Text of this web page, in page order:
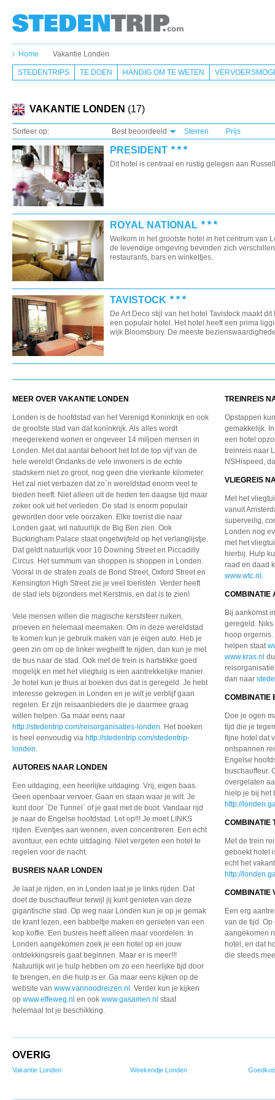
Home Vakantie Londen
STEDENTRIPS TE DOEN HANDIG OM TE WETEN
VAKANTIE LONDEN (17)
Sorteer op: Best beoordeeld Sterren Prijs
PRESIDENT
Dit hotel is centraal en rustig gelegen aan
ROYAL NATIONAL
Welkom in het grootste hotel in het centrum van
de levendige omgeving bevinden zich
restaurants, bars en winkeltjes.
TAVISTOCK
De Art Deco stijl van het hotel Tavistock maakt dit
een populair hotel. Het hotel heeft een prima
wijk Bloomsbury. De meeste
MEER OVER VAKANTIE LONDEN
Londen is de hoofdstad van het Verenigd Koninkrijk en ook
de grootste stad van dat koninkrijk. Als alles wordt
meegerekend wonen er ongeveer 14 miljoen mensen in
Londen. Met dat aantal behoort het tot de top vijf van de
hele wereld! Ondanks de vele inwoners is de echte
stadskern niet zo groot, nog geen drie vierkante kilometer.
Het zal niet verbazen dat zo`n wereldstad enorm veel te
bieden heeft. Niet alleen uit de heden ten daagse tijd maar
zeker ook uit het verleden. De stad is enorm populair
geworden door vele oorzaken. Elke toerist die naar
Londen gaat, wil natuurlijk de Big Ben zien. Ook
Buckingham Palace staat ongetwijfeld op het verlanglijstje.
Dat geldt natuurlijk voor 10 Downing Street en Piccadilly
Circus. Het summum van shoppen is shoppen in Londen.
Vooral in de straten zoals de Bond Street, Oxford Street en
Kensington High Street zie je veel toeristen. Verder heeft
de stad iets bijzonders met Kerstmis, en dat is te zien!
Vele mensen willen die magische kerstsfeer ruiken,
proeven en helemaal meemaken. Om in deze wereldstad
te komen kun je gebruik maken van je eigen auto. Heb je
geen zin om op de linker weghelft te rijden, dan kun je met
de bus naar de stad. Ook met de trein is hartstikke goed
mogelijk en met het vliegtuig is een aantrekkelijke manier.
Je hotel kun je thuis al boeken dus dat is geregeld. Je hebt
interesse gekregen in Londen en je wilt je verblijf gaan
regelen. Er zijn reisaanbieders die je daarmee graag
willen helpen. Ga maar eens naar
http://stedentrip.com/reisorganisaties-londen. Het boeken
is heel eenvoudig via http://stedentrip.com/stedentrip-
londen.
AUTOREIS NAAR LONDEN
Een uitdaging, een heerlijke uitdaging. Vrij, eigen baas.
Geen openbaar vervoer. Gaan en staan waar je wilt. Je
kunt door `De Tunnel` of je gaat met de boot. Vandaar rijd
je naar de Engelse hoofdstad. Let op!!! Je moet LINKS
rijden. Eventjes aan wennen, even concentreren. Een echt
avontuur, een echte uitdaging. Niet vergeten een hotel te
regelen voor de nacht.
BUSREIS NAAR LONDEN
Je laat je rijden, en in Londen laat je je links rijden. Dat
doet de buschauffeur terwijl jij kunt genieten van deze
gigantische stad. Op weg naar Londen kun je op je gemak
de krant lezen, een babbeltje maken en genieten van een
kop koffie. Een busreis heeft alleen maar voordelen. In
Londen aangekomen zoek je een hotel op en jouw
ontdekkingsreis gaat beginnen. Maar er is meer!!!
Natuurlijk wil je hulp hebben om zo een heerlijke tijd door
te brengen, en die hulp is er. Ga maar eens kijken op de
website van www.vannoodreizen.nl . Verder kun je kijken
op www.effeweg.nl en ook www.gasamen.nl staat
helemaal tot je beschikking.
TREINREIS
Opstappen
gemakkelijk.
een hotel
treinreis naar
NSHispeed,
VLIEGREIS
Met het
vanuit
superveilig,
Londen nog
met het
hierbij. Hulp
raad en daad
www.wtc.nl .
COMBINATIE
Bij aankomst
geregeld.
hoop
helpen staat
www.kras.nl
dan naar
COMBINATIE
Doe je ogen
tijd die je
fijne hotel dat
ontspannen
Engelse
buschauffeur.
overgelaten
hielp je bij het
http://
COMBINATIE
Met de trein
geboekt hotel
echt het
http://
COMBINATIE
Een erg
van de tijd.
aangekomen
hotel, en dat
die steeds
OVERIG
Vakantie Londen Weekendje Londen